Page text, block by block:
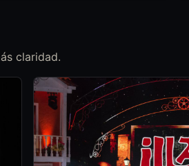
claridad.